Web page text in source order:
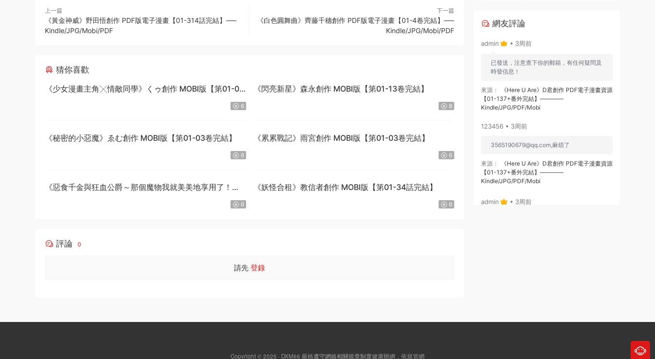
上一篇
《黃金神威》野田悟創作 PDF版電子漫畫【01-314話完結】—–
Kindle/JPG/Mobi/PDF
下一篇
《白色圓舞曲》齊藤千穗創作 PDF版電子漫畫【01-4卷完結】—–
Kindle/JPG/Mobi/PDF
猜你喜歡
《少女漫畫主角╳情敵同學》くゥ創作 MOBI版【第01-04
6
《閃亮新星》森永創作 MOBI版【第01-13卷完結】
8
《秘密的小惡魔》ゑむ創作 MOBI版【第01-03卷完結】
6
《累累戰記》雨宮創作 MOBI版【第01-03卷完結】
6
《惡食千金與狂血公爵～那個魔物我就美美地享用了！》
6
《妖怪合租》教信者創作 MOBI版【第01-34話完結】
6
評論 0
請先 登錄
網友評論
admin • 3周前
已發送，注意查下你的郵箱，有任何疑問及
時發信息！
來源：
《Here U Are》D君創作 PDF電子漫畫資源
【01-137+番外完結】————
Kindle/JPG/PDF/Mobi
123456 • 3周前
3565190679@qq.com,麻煩了
來源：
《Here U Are》D君創作 PDF電子漫畫資源
【01-137+番外完結】————
Kindle/JPG/PDF/Mobi
admin • 3周前
Copyright © 2025 · DXM66 嚴格遵守網絡相關規章制度健康辦網，依規管網